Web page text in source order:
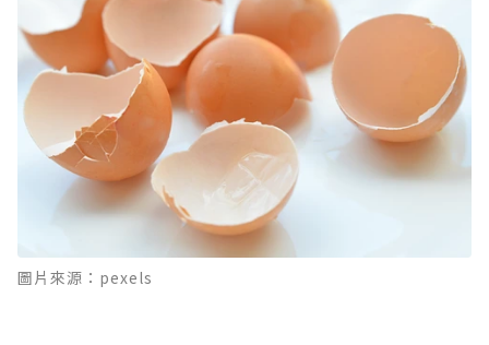
圖片來源：pexels